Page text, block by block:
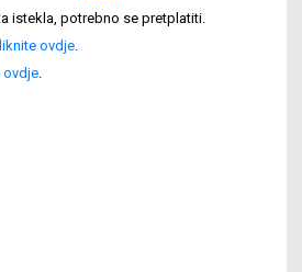
istekla, potrebno se pretplatiti.
ovdje.
ovdje.